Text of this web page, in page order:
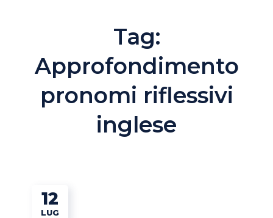
Tag:
Approfondimento
pronomi riflessivi
inglese
12
LUG